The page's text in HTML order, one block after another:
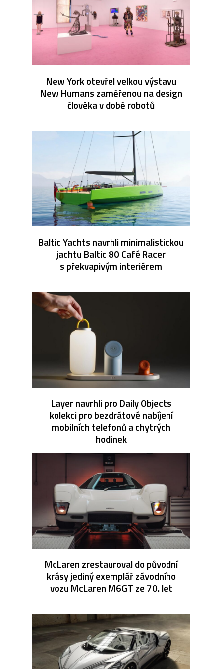
New York otevřel velkou výstavu
New Humans zaměřenou na design
člověka v době robotů
Baltic Yachts navrhli minimalistickou
jachtu Baltic 80 Café Racer
s překvapivým interiérem
Layer navrhli pro Daily Objects
kolekci pro bezdrátové nabíjení
mobilních telefonů a chytrých
hodinek
McLaren zrestauroval do původní
krásy jediný exemplář závodního
vozu McLaren M6GT ze 70. let